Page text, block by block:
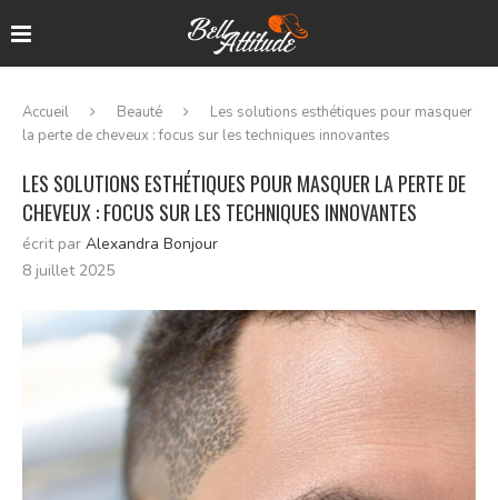
Accueil Beauté
Les solutions esthétiques pour masquer
la perte de cheveux : focus sur les techniques innovantes
LES SOLUTIONS ESTHÉTIQUES POUR MASQUER LA PERTE DE
CHEVEUX : FOCUS SUR LES TECHNIQUES INNOVANTES
écrit par Alexandra Bonjour
8 juillet 2025